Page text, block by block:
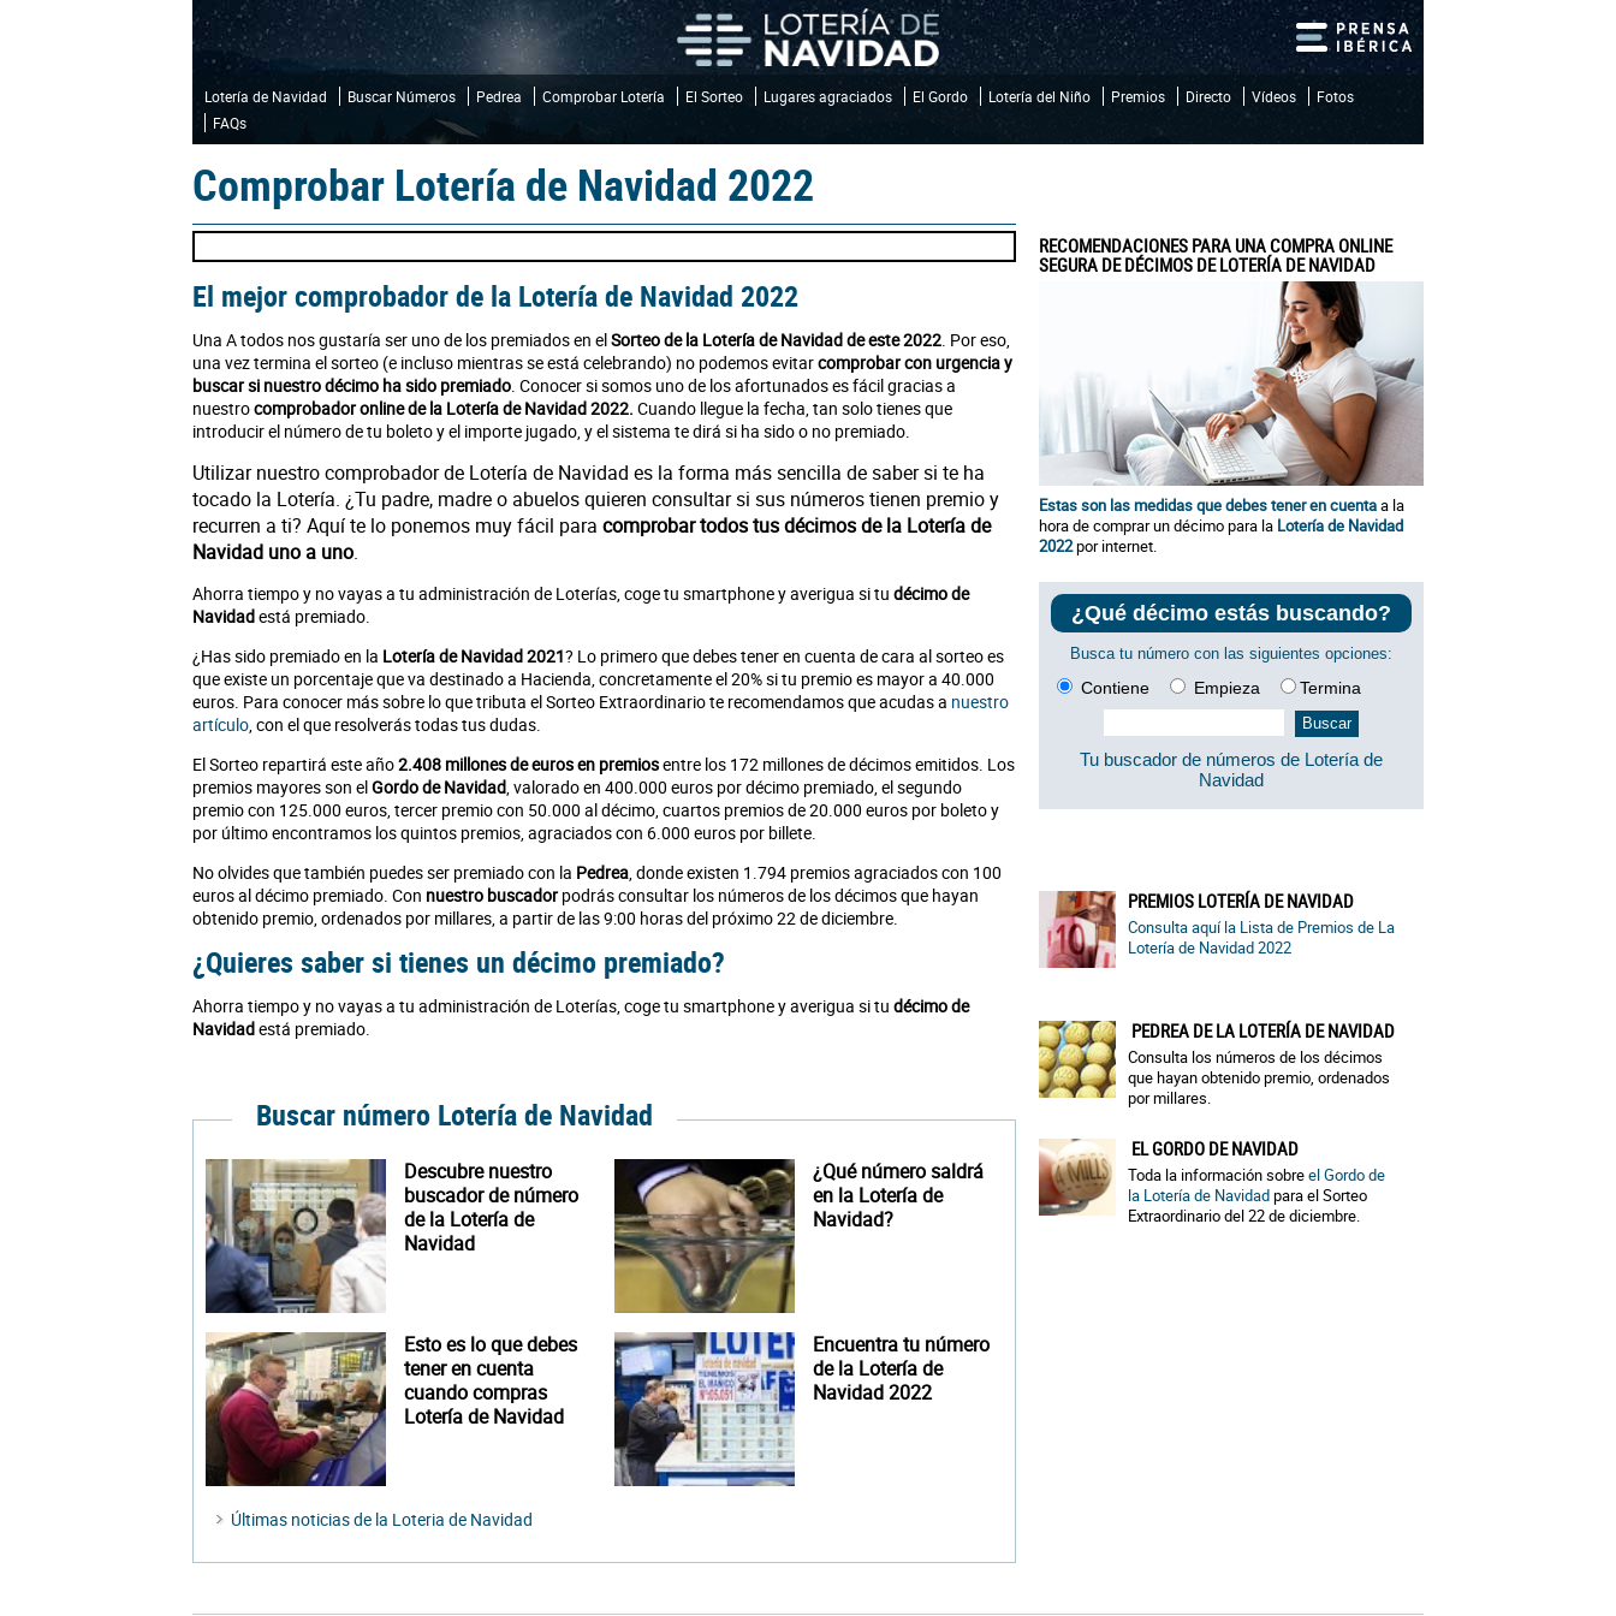
Lotería de Navidad Buscar Números Pedrea Comprobar Lotería El Sorteo Lugares agraciados El Gordo Lotería del Niño Premios Directo Vídeos
Fotos
FAQs
Comprobar Lotería de Navidad 2022
El mejor comprobador de la Lotería de Navidad 2022
Una A todos nos gustaría ser uno de los premiados en elSorteo de la Lotería de Navidad de este 2022. Por eso,
una vez termina el sorteo (e incluso mientras se está celebrando) no podemos evitarcomprobar con urgencia y
buscar si nuestro décimo ha sido premiado. Conocer si somos uno de los afortunados es fácil gracias a
nuestrocomprobador online de la Lotería de Navidad 2022. Cuando llegue la fecha, tan solo tienes que
introducir el número de tu boleto y el importe jugado, y el sistema te dirá si ha sido o no premiado.
Utilizar nuestro comprobador de Lotería de Navidad es la forma más sencilla de saber si te ha
tocado la Lotería. ¿Tu padre, madre o abuelos quieren consultar si sus números tienen premio y
recurren a ti? Aquí te lo ponemos muy fácil para comprobar todos tus décimos de la Lotería de
Navidad uno a uno.
Ahorra tiempo y no vayas a tu administración de Loterías, coge tu smartphone y averigua si tu décimo de
Navidadestá premiado.
¿Has sido premiado en la Lotería de Navidad 2021? Lo primero que debes tener en cuenta de cara al sorteo es
que existe un porcentaje que va destinado a Hacienda, concretamente el 20% si tu premio es mayor a 40.000
euros. Para conocer más sobre lo que tributa el Sorteo Extraordinario te recomendamos que acudas a nuestro
artículo, con el que resolverás todas tus dudas.
El Sorteo repartirá este año2.408 millones de euros en premiosentre los 172 millones de décimos emitidos. Los
premios mayores son elGordo de Navidad, valorado en 400.000 euros por décimo premiado, el segundo
premio con 125.000 euros, tercer premio con 50.000 al décimo, cuartos premios de 20.000 euros por boleto y
por último encontramos los quintos premios, agraciados con 6.000 euros por billete.
No olvides que también puedes ser premiado con la Pedrea, donde existen 1.794 premios agraciados con 100
euros al décimo premiado. Con nuestro buscadorpodrás consultar los números de los décimos que hayan
obtenido premio, ordenados por millares, a partir de las 9:00 horas del próximo 22 de diciembre.
¿Quieres saber si tienes un décimo premiado?
Ahorra tiempo y no vayas a tu administración de Loterías, coge tu smartphone y averigua si tu décimo de
Navidadestá premiado.
Buscar número Lotería de Navidad
Descubre nuestro
buscador de número
de la Lotería de
Navidad
¿Qué número saldrá
en la Lotería de
Navidad?
Esto es lo que debes
tener en cuenta
cuando compras
Lotería de Navidad
Encuentra tu número
de la Lotería de
Navidad 2022
Últimas noticias de la Loteria de Navidad
RECOMENDACIONES PARA UNA COMPRA ONLINE
SEGURA DE DÉCIMOS DE LOTERÍA DE NAVIDAD
Estas son las medidas que debes tener en cuentaa la
hora de comprar un décimo para la Lotería de Navidad
2022por internet.
¿Qué décimo estás buscando?
Busca tu número con las siguientes opciones:
Contiene Empieza Termina
Tu buscador de números de Lotería de
Navidad
PREMIOS LOTERÍA DE NAVIDAD
Consulta aquí la Lista de Premios de La
Lotería de Navidad 2022
PEDREA DE LA LOTERÍA DE NAVIDAD
Consulta los números de los décimos
que hayan obtenido premio, ordenados
por millares.
EL GORDO DE NAVIDAD
Toda la información sobreel Gordo de
la Lotería de Navidadpara el Sorteo
Extraordinario del 22 de diciembre.